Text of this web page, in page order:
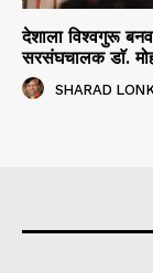
देशाला विश्वगुरू
सरसंघचालक डाॅ.
SHARAD